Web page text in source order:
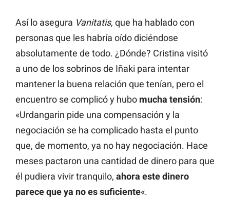
Así lo asegura Vanitatis, que ha hablado con
personas que les habría oído diciéndose
absolutamente de todo. ¿Dónde? Cristina visitó
a uno de los sobrinos de Iñaki para intentar
mantener la buena relación que tenían, pero el
encuentro se complicó y hubo mucha tensión:
«Urdangarin pide una compensación y la
negociación se ha complicado hasta el punto
que, de momento, ya no hay negociación. Hace
meses pactaron una cantidad de dinero para que
él pudiera vivir tranquilo, ahora este dinero
parece que ya no es suficiente«.